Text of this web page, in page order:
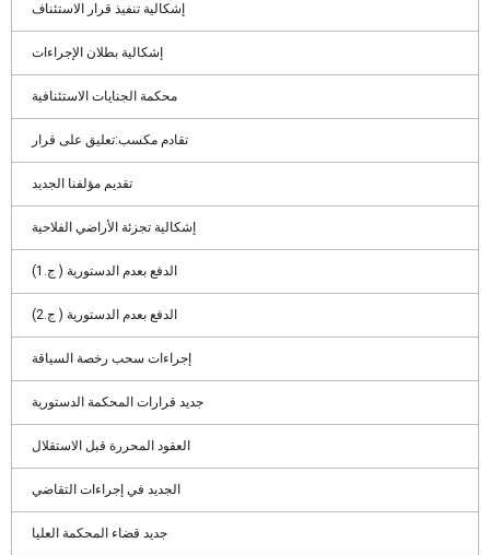
إشكالية تنفيذ قرار الاستئناف
إشكالية بطلان الإجراءات
محكمة الجنايات الاستئنافية
تقادم مكسب:تعليق على قرار
تقديم مؤلفنا الجديد
إشكالية تجزئة الأراضي الفلاحية
الدفع بعدم الدستورية ( ج.1)
الدفع بعدم الدستورية ( ج.2)
إجراءات سحب رخصة السياقة
جديد قرارات المحكمة الدستورية
العقود المحررة قبل الاستقلال
الجديد في إجراءات التقاضي
جديد قضاء المحكمة العليا